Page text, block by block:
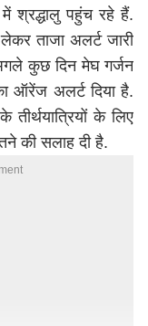
में श्रद्धालु पहुंच रहे हैं.
ताजा अलर्ट जारी
कुछ दिन मेघ गर्जन
ऑरेंज अलर्ट दिया है.
के लिए
की सलाह दी है.